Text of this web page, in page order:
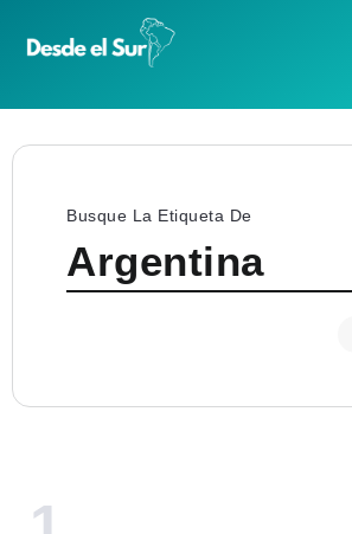
Busque La Etiqueta De
Argentina